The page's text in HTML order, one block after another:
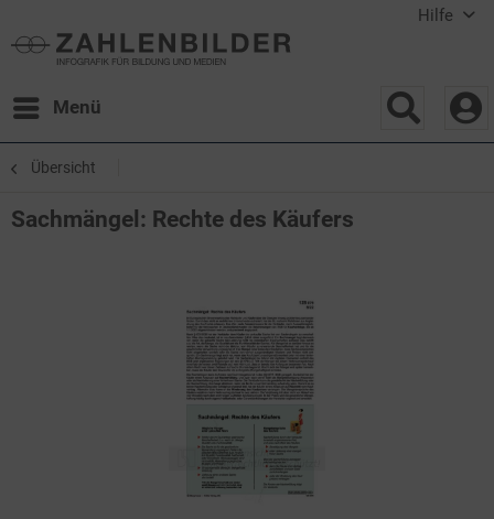
Hilfe
Menü
Übersicht
Sachmängel: Rechte des Käufers